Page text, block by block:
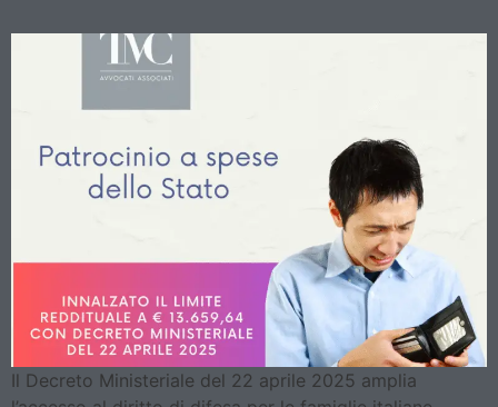
Il Decreto Ministeriale del 22 aprile 2025 amplia